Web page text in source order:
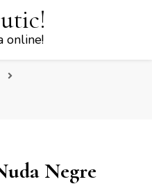
online!
Negre